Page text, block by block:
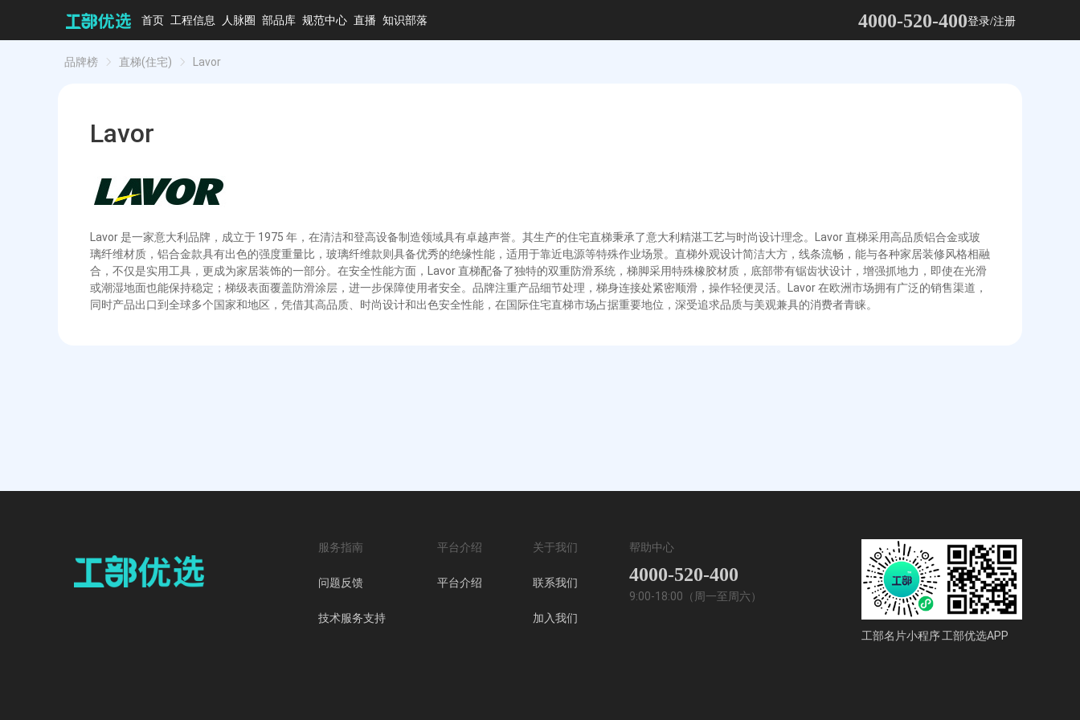
首页 工程信息 人脉圈 部品库 规范中心 直播 知识部落 4000-520-400登录/注册
品牌榜 直梯(住宅) Lavor
Lavor
Lavor 是一家意大利品牌，成立于 1975 年，在清洁和登高设备制造领域具有卓越声誉。其生产的住宅直梯秉承了意大利精湛工艺与时尚设计理念。Lavor 直梯采用高品质铝合金或玻
璃纤维材质，铝合金款具有出色的强度重量比，玻璃纤维款则具备优秀的绝缘性能，适用于靠近电源等特殊作业场景。直梯外观设计简洁大方，线条流畅，能与各种家居装修风格相融
合，不仅是实用工具，更成为家居装饰的一部分。在安全性能方面，Lavor 直梯配备了独特的双重防滑系统，梯脚采用特殊橡胶材质，底部带有锯齿状设计，增强抓地力，即使在光滑
或潮湿地面也能保持稳定；梯级表面覆盖防滑涂层，进一步保障使用者安全。品牌注重产品细节处理，梯身连接处紧密顺滑，操作轻便灵活。Lavor 在欧洲市场拥有广泛的销售渠道，
同时产品出口到全球多个国家和地区，凭借其高品质、时尚设计和出色安全性能，在国际住宅直梯市场占据重要地位，深受追求品质与美观兼具的消费者青睐。
服务指南
问题反馈
技术服务支持
平台介绍
平台介绍
关于我们
联系我们
加入我们
帮助中心
4000-520-400
9:00-18:00（周一至周六）
工部名片小程序工部优选APP